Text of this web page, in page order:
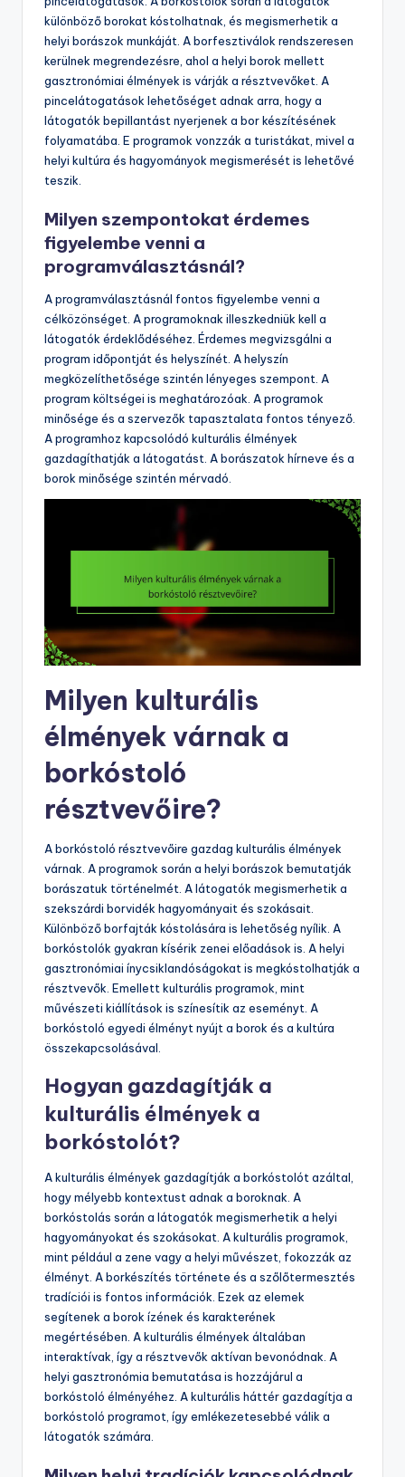
különböző borokat kóstolhatnak, és megismerhetik a
helyi borászok munkáját. A borfesztiválok rendszeresen
kerülnek megrendezésre, ahol a helyi borok mellett
gasztronómiai élmények is várják a résztvevőket. A
pincelátogatások lehetőséget adnak arra, hogy a
látogatók bepillantást nyerjenek a bor készítésének
folyamatába. E programok vonzzák a turistákat, mivel a
helyi kultúra és hagyományok megismerését is lehetővé
teszik.
Milyen szempontokat érdemes
figyelembe venni a
programválasztásnál?
A programválasztásnál fontos figyelembe venni a
célközönséget. A programoknak illeszkedniük kell a
látogatók érdeklődéséhez. Érdemes megvizsgálni a
program időpontját és helyszínét. A helyszín
megközelíthetősége szintén lényeges szempont. A
program költségei is meghatározóak. A programok
minősége és a szervezők tapasztalata fontos tényező.
A programhoz kapcsolódó kulturális élmények
gazdagíthatják a látogatást. A borászatok hírneve és a
borok minősége szintén mérvadó.
Milyen kulturális
élmények várnak a
borkóstoló
résztvevőire?
A borkóstoló résztvevőire gazdag kulturális élmények
várnak. A programok során a helyi borászok bemutatják
borászatuk történelmét. A látogatók megismerhetik a
szekszárdi borvidék hagyományait és szokásait.
Különböző borfajták kóstolására is lehetőség nyílik. A
borkóstolók gyakran kísérik zenei előadások is. A helyi
gasztronómiai ínycsiklandóságokat is megkóstolhatják a
résztvevők. Emellett kulturális programok, mint
művészeti kiállítások is színesítik az eseményt. A
borkóstoló egyedi élményt nyújt a borok és a kultúra
összekapcsolásával.
Hogyan gazdagítják a
kulturális élmények a
borkóstolót?
A kulturális élmények gazdagítják a borkóstolót azáltal,
hogy mélyebb kontextust adnak a boroknak. A
borkóstolás során a látogatók megismerhetik a helyi
hagyományokat és szokásokat. A kulturális programok,
mint például a zene vagy a helyi művészet, fokozzák az
élményt. A borkészítés története és a szőlőtermesztés
tradíciói is fontos információk. Ezek az elemek
segítenek a borok ízének és karakterének
megértésében. A kulturális élmények általában
interaktívak, így a résztvevők aktívan bevonódnak. A
helyi gasztronómia bemutatása is hozzájárul a
borkóstoló élményéhez. A kulturális háttér gazdagítja a
borkóstoló programot, így emlékezetesebbé válik a
látogatók számára.